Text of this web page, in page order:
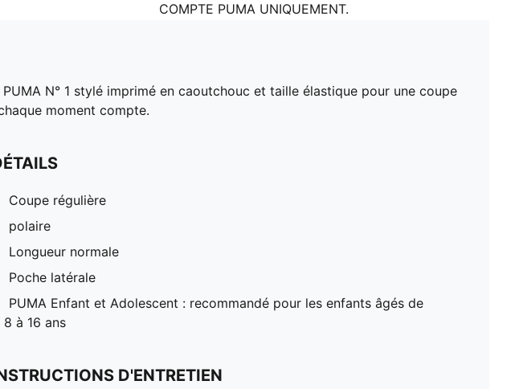
COMPTE PUMA UNIQUEMENT.
N° 1 stylé imprimé en caoutchouc et taille élastique pour une coupe
moment compte.
Coupe régulière
polaire
Longueur normale
Poche latérale
PUMA Enfant et Adolescent : recommandé pour les enfants âgés de
8 à 16 ans
D'ENTRETIEN